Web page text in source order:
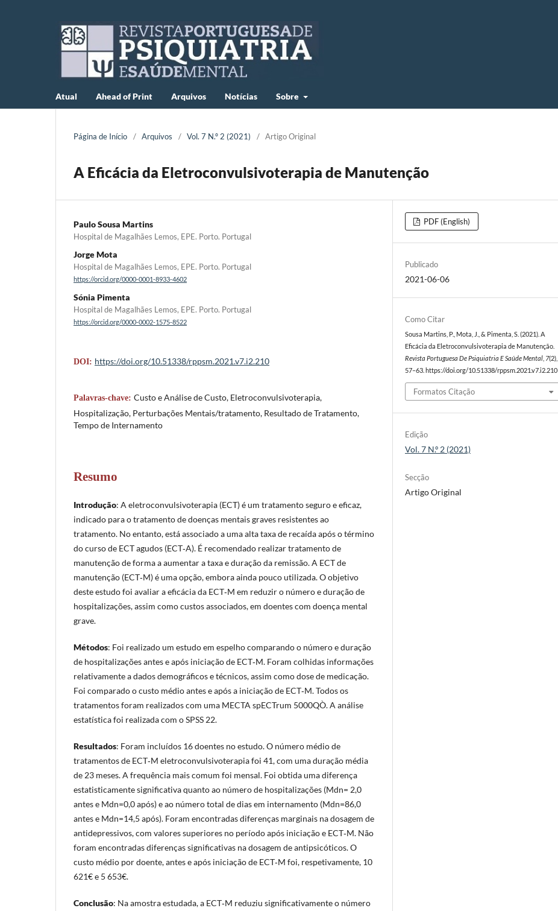
Atual Ahead of Print Arquivos Notícias Sobre
Página de Início / Arquivos / Vol. 7 N.º 2 (2021) / Artigo Original
A Eficácia da Eletroconvulsivoterapia de Manutenção
Paulo Sousa Martins
Hospital de Magalhães Lemos, EPE. Porto. Portugal
Jorge Mota
Hospital de Magalhães Lemos, EPE. Porto. Portugal
https://orcid.org/0000-0001-8933-4602
Sónia Pimenta
Hospital de Magalhães Lemos, EPE. Porto. Portugal
https://orcid.org/0000-0002-1575-8522
DOI: https://doi.org/10.51338/rppsm.2021.v7.i2.210
Palavras-chave: Custo e Análise de Custo, Eletroconvulsivoterapia,
Hospitalização, Perturbações Mentais/tratamento, Resultado de Tratamento,
Tempo de Internamento
Resumo
Introdução: A eletroconvulsivoterapia (ECT) é um tratamento seguro e eficaz,
indicado para o tratamento de doenças mentais graves resistentes ao
tratamento. No entanto, está associado a uma alta taxa de recaída após o término
do curso de ECT agudos (ECT‑A). É recomendado realizar tratamento de
manutenção de forma a aumentar a taxa e duração da remissão. A ECT de
manutenção (ECT‑M) é uma opção, embora ainda pouco utilizada. O objetivo
deste estudo foi avaliar a eficácia da ECT‑M em reduzir o número e duração de
hospitalizações, assim como custos associados, em doentes com doença mental
grave.
Métodos: Foi realizado um estudo em espelho comparando o número e duração
de hospitalizações antes e após iniciação de ECT‑M. Foram colhidas informações
relativamente a dados demográficos e técnicos, assim como dose de medicação.
Foi comparado o custo médio antes e após a iniciação de ECT‑M. Todos os
tratamentos foram realizados com uma MECTA spECTrum 5000QÒ. A análise
estatística foi realizada com o SPSS 22.
Resultados: Foram incluídos 16 doentes no estudo. O número médio de
tratamentos de ECT‑M eletroconvulsivoterapia foi 41, com uma duração média
de 23 meses. A frequência mais comum foi mensal. Foi obtida uma diferença
estatisticamente significativa quanto ao número de hospitalizações (Mdn= 2,0
antes e Mdn=0,0 após) e ao número total de dias em internamento (Mdn=86,0
antes e Mdn=14,5 após). Foram encontradas diferenças marginais na dosagem de
antidepressivos, com valores superiores no período após iniciação e ECT‑M. Não
foram encontradas diferenças significativas na dosagem de antipsicóticos. O
custo médio por doente, antes e após iniciação de ECT‑M foi, respetivamente, 10
621€ e 5 653€.
Conclusão: Na amostra estudada, a ECT‑M reduziu significativamente o número
PDF (English)
Publicado
2021-06-06
Como Citar
Sousa Martins, P., Mota, J., & Pimenta, S. (2021). A
Eficácia da Eletroconvulsivoterapia de Manutenção.
Revista Portuguesa De Psiquiatria E Saúde Mental 7(2),
57–63. https://doi.org/10.51338/rppsm.2021.v7.i2.210
Formatos Citação
Edição
Vol. 7 N.º 2 (2021)
Secção
Artigo Original